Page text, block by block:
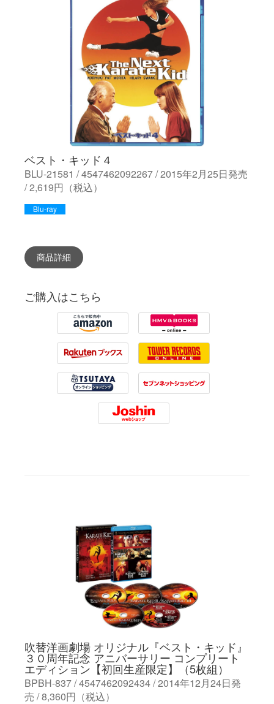
ベスト・キッド４
BLU-21581 / 4547462092267 / 2015年2月25日発売
/ 2,619円（税込）
Blu-ray
商品詳細
ご購入はこちら
Amazon HMV
Rakuten Tower Records
Tsutaya 7net
Joshin
吹替洋画劇場 オリジナル『ベスト・キッド』
３０周年記念 アニバーサリー コンプリート
エディション【初回生産限定】（5枚組）
BPBH-837 / 4547462092434 / 2014年12月24日発
売 / 8,360円（税込）